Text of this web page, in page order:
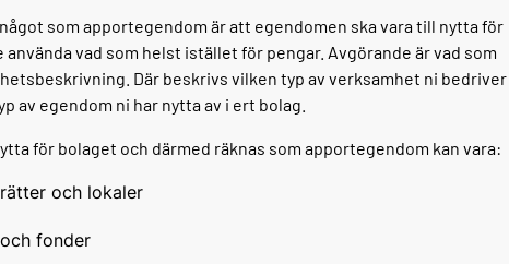
som apportegendom är att egendomen ska vara till nytta för
använda vad som helst istället för pengar. Avgörande är vad som
Där beskrivs vilken typ av verksamhet ni bedriver
av egendom ni har nytta av i ert bolag.
för bolaget och därmed räknas som apportegendom kan vara:
och lokaler
fonder